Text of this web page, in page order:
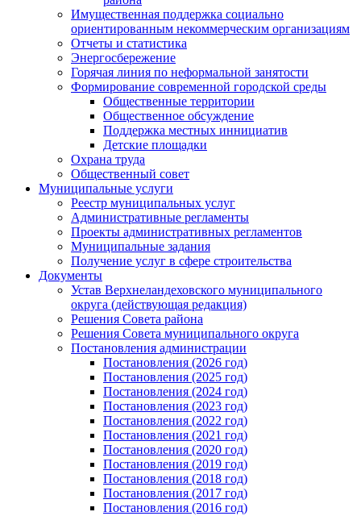
Имущественная поддержка социально
ориентированным некоммерческим организациям
Отчеты и статистика
Энергосбережение
Горячая линия по неформальной занятости
Формирование современной городской среды
Общественные территории
Общественное обсуждение
Поддержка местных иннициатив
Детские площадки
Охрана труда
Общественный совет
Муниципальные услуги
Реестр муниципальных услуг
Административные регламенты
Проекты административных регламентов
Муниципальные задания
Получение услуг в сфере строительства
Документы
Устав Верхнеландеховского муниципального
округа (действующая редакция)
Решения Совета района
Решения Совета муниципального округа
Постановления администрации
Постановления (2026 год)
Постановления (2025 год)
Постановления (2024 год)
Постановления (2023 год)
Постановления (2022 год)
Постановления (2021 год)
Постановления (2020 год)
Постановления (2019 год)
Постановления (2018 год)
Постановления (2017 год)
Постановления (2016 год)